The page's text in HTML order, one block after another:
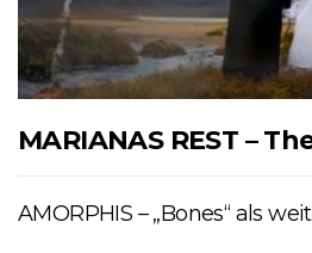
MARIANAS REST –
AMORPHIS – „Bones“ als